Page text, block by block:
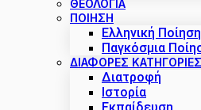
ΘΕΟΛΟΓΙΑ
ΠΟΙΗΣΗ
Ελληνική Ποίηση
Παγκόσμια
ΔΙΑΦΟΡΕΣ ΚΑΤΗΓΟΡΙΕΣ
Διατροφή
Ιστορία
Εκπαίδευση